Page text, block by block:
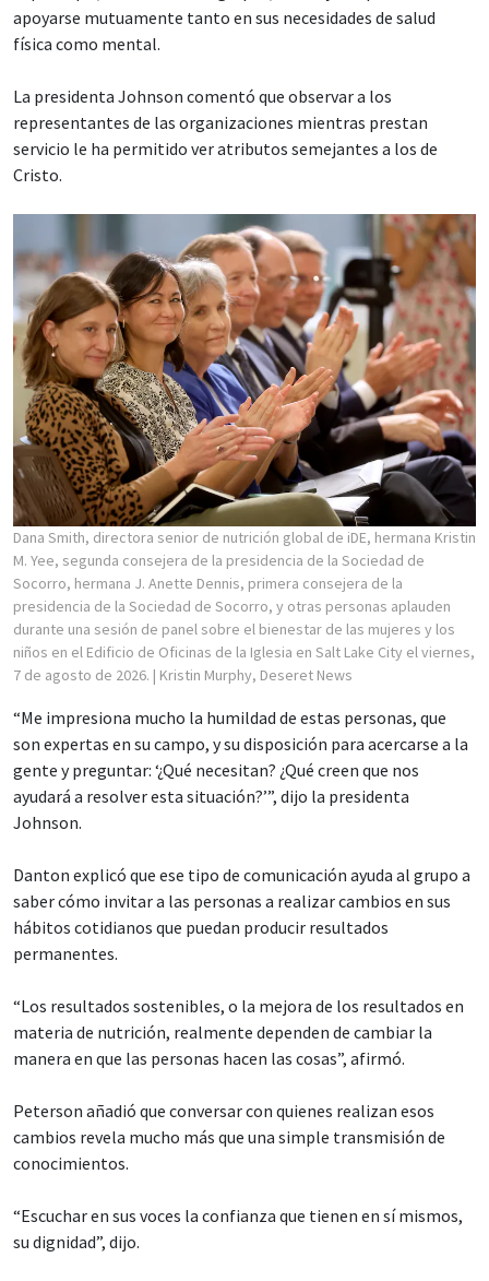
apoyarse mutuamente tanto en sus necesidades de salud
física como mental.
La presidenta Johnson comentó que observar a los
representantes de las organizaciones mientras prestan
servicio le ha permitido ver atributos semejantes a los de
Cristo.
Dana Smith, directora senior de nutrición global de iDE, hermana Kristin
M. Yee, segunda consejera de la presidencia de la Sociedad de
Socorro, hermana J. Anette Dennis, primera consejera de la
presidencia de la Sociedad de Socorro, y otras personas aplauden
durante una sesión de panel sobre el bienestar de las mujeres y los
niños en el Edificio de Oficinas de la Iglesia en Salt Lake City el viernes,
7 de agosto de 2026. | Kristin Murphy, Deseret News
“Me impresiona mucho la humildad de estas personas, que
son expertas en su campo, y su disposición para acercarse a la
gente y preguntar: ‘¿Qué necesitan? ¿Qué creen que nos
ayudará a resolver esta situación?’”, dijo la presidenta
Johnson.
Danton explicó que ese tipo de comunicación ayuda al grupo a
saber cómo invitar a las personas a realizar cambios en sus
hábitos cotidianos que puedan producir resultados
permanentes.
“Los resultados sostenibles, o la mejora de los resultados en
materia de nutrición, realmente dependen de cambiar la
manera en que las personas hacen las cosas”, afirmó.
Peterson añadió que conversar con quienes realizan esos
cambios revela mucho más que una simple transmisión de
conocimientos.
“Escuchar en sus voces la confianza que tienen en sí mismos,
su dignidad”, dijo.